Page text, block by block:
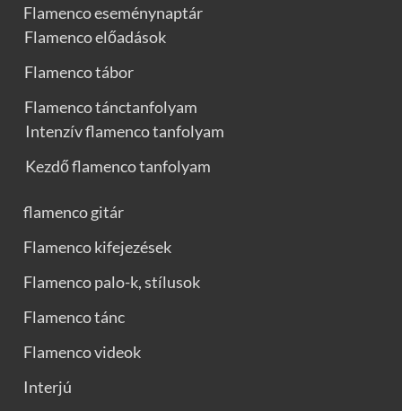
Flamenco eseménynaptár
Flamenco előadások
Flamenco tábor
Flamenco tánctanfolyam
Intenzív flamenco tanfolyam
Kezdő flamenco tanfolyam
flamenco gitár
Flamenco kifejezések
Flamenco palo-k, stílusok
Flamenco tánc
Flamenco videok
Interjú